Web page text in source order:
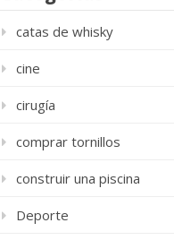
catas de whisky
cine
cirugía
comprar tornillos
construir una piscina
Deporte